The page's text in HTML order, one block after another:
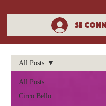
Se
All Posts
Circo Bello
All Posts